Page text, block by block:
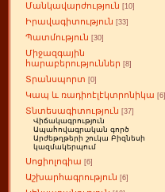
Մանկավարժություն [10]
Իրավագիտություն [33]
Պատմություն [30]
Միջազգային
հարաբերություններ [8]
Տրանսպորտ [0]
Կապ և ռադիոէլէկտրոնիկա [6]
Տնտեսագիտություն [37]
Վիճակագրություն
Ապահովագրական գործ
Արժեթղթերի շուկա Բիզնեսի
կազմակերպում
Սոցիոլոգիա [6]
Աշխարհագրություն [6]